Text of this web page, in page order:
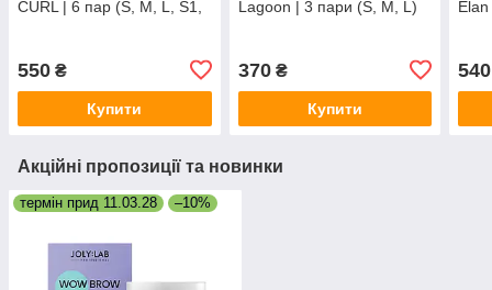
CURL | 6 пар (S, M, L, S1,
550 ₴
Купити
Lagoon | 3 пари (S, M, L)
370₴
Купити
540
Акційні пропозиції та новинки
термін прид 11.03.28 –10%